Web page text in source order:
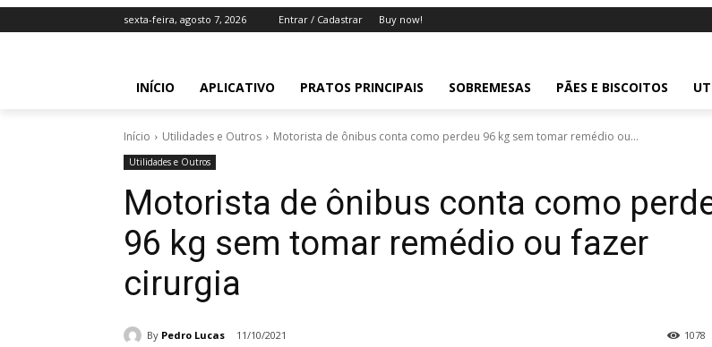
sexta-feira, agosto 7, 2026 Entrar / Cadastrar Buy now!
INÍCIO APLICATIVO PRATOS PRINCIPAIS SOBREMESAS PÃES E BISCOITOS
Início Utilidades e Outros Motorista de ônibus conta como perdeu 96 kg sem tomar remédio ou...
Utilidades e Outros
Motorista de ônibus conta como
96 kg sem tomar remédio ou fazer
cirurgia
By Pedro Lucas 11/10/2021 1078